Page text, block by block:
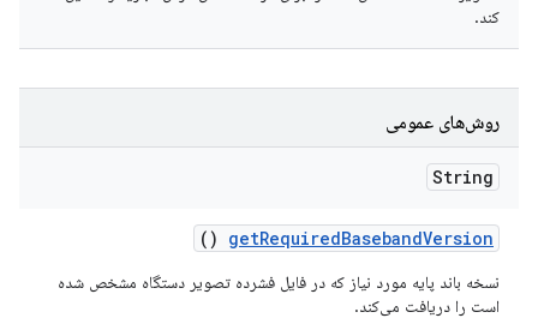
کند.
روش‌های عمومی
String
getRequiredBasebandVersion
()
نسخه باند پایه مورد نیاز که در فایل فشرده تصویر دستگاه مشخص شده
است را دریافت می‌کند.